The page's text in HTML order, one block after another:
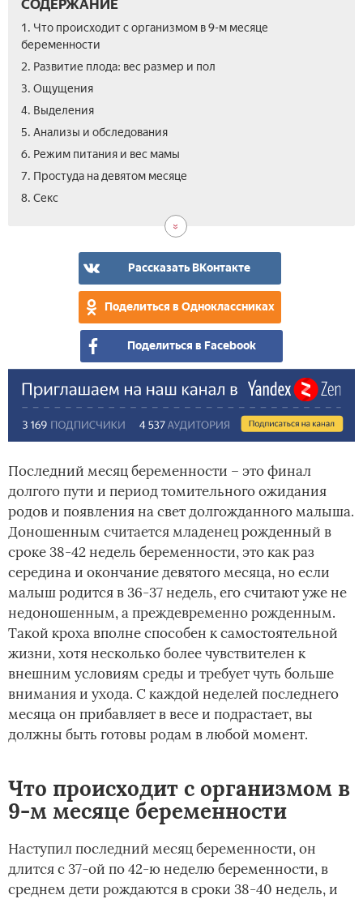
СОДЕРЖАНИЕ
1. Что происходит с организмом в 9-м месяце
беременности
2. Развитие плода: вес размер и пол
3. Ощущения
4. Выделения
5. Анализы и обследования
6. Режим питания и вес мамы
7. Простуда на девятом месяце
8. Секс
Рассказать ВКонтакте
Поделиться в Одноклассниках
Поделиться в Facebook
Последний месяц беременности – это финал
долгого пути и период томительного ожидания
родов и появления на свет долгожданного малыша.
Доношенным считается младенец рожденный в
сроке 38-42 недель беременности, это как раз
середина и окончание девятого месяца, но если
малыш родится в 36-37 недель, его считают уже не
недоношенным, а преждевременно рожденным.
Такой кроха вполне способен к самостоятельной
жизни, хотя несколько более чувствителен к
внешним условиям среды и требует чуть больше
внимания и ухода. С каждой неделей последнего
месяца он прибавляет в весе и подрастает, вы
должны быть готовы­ родам в любой момент.
Что происходит с организмом в
9-м месяце беременности
Наступил последний месяц беременности, он
длится с 37-ой по 42-ю неделю беременности, в
среднем дети рождаются в сроки 38-40 недель, и